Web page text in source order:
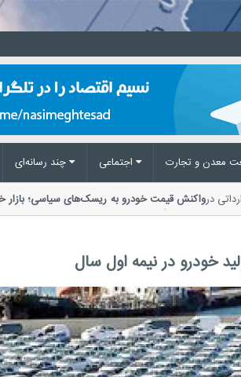
واکنش قیمت خودرو به ریسک‌های سیاسی؛
از سوی بنگاه‌های معاملاتی اعلام شد....
وارداتی در
خودرو در نیمه اول سال